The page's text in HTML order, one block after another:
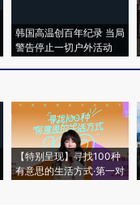
韩国高温创百年纪录 当局
警告停止一切户外活动
【特别呈现】寻找100种
有意思的生活方式·第一对